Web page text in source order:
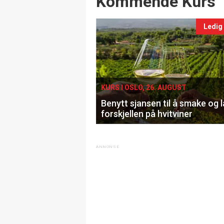
Ledig
KURS I OSLO, 26. AUGUST
Benytt sjansen til å smake og
forskjellen på hvitviner